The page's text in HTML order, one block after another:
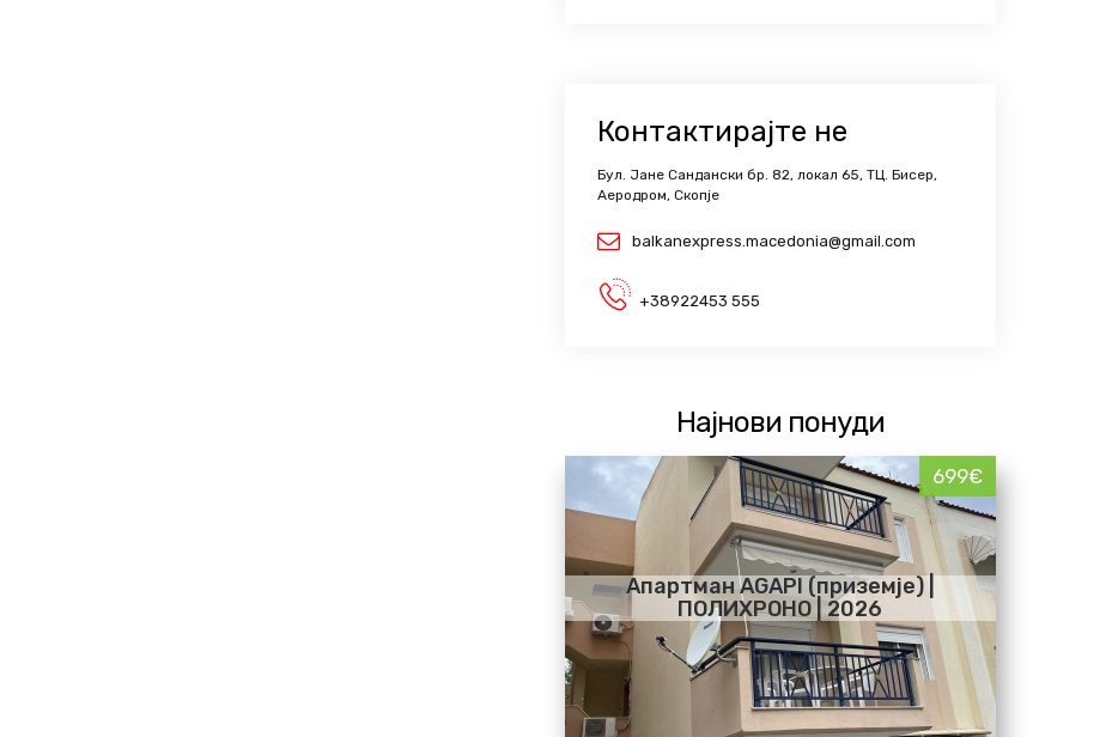
Контактирајте не
Бул. Јане Сандански бр. 82, локал 65, ТЦ. Бисер,
Аеродром, Скопје
balkanexpress.macedonia@gmail.com
+38922453 555
Најнови понуди
699€
Апартман AGAPI (приземје) |
ПОЛИХРОНО | 2026